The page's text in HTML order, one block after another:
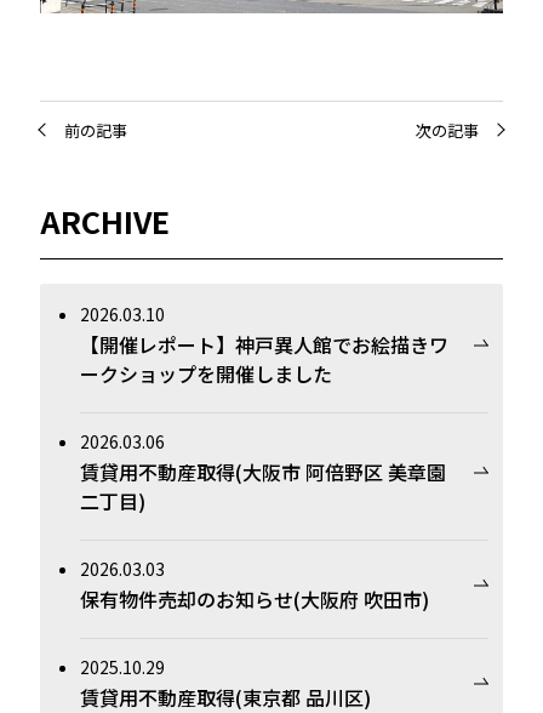
前の記事 次の記事
ARCHIVE
2026.03.10
【開催レポート】神戸異人館でお絵描きワ
ークショップを開催しました
2026.03.06
賃貸用不動産取得(大阪市 阿倍野区 美章園
二丁目)
2026.03.03
保有物件売却のお知らせ(大阪府 吹田市)
2025.10.29
賃貸用不動産取得(東京都 品川区)